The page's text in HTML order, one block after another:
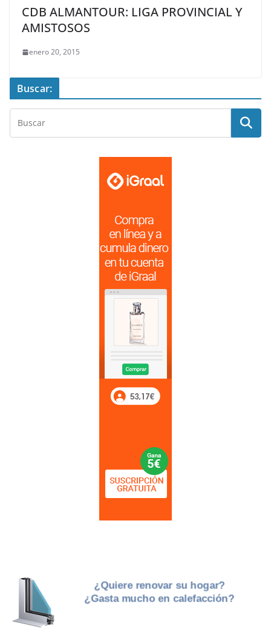
CDB ALMANTOUR: LIGA PROVINCIAL Y
AMISTOSOS
enero 20, 2015
Buscar: